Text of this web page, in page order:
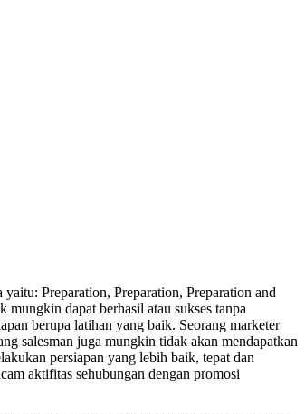
Preparation, Preparation, Preparation and
mungkin dapat berhasil atau sukses tanpa
berupa latihan yang baik. Seorang marketer
salesman juga mungkin tidak akan mendapatkan
persiapan yang lebih baik, tepat dan
aktifitas sehubungan dengan promosi